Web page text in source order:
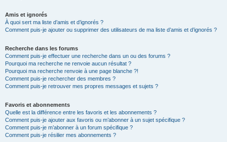
Amis et ignorés
À quoi sert ma liste d’amis et d’ignorés ?
Comment puis-je ajouter ou supprimer des utilisateurs de ma liste d’amis et d’ignorés ?
Recherche dans les forums
Comment puis-je effectuer une recherche dans un ou des forums ?
Pourquoi ma recherche ne renvoie aucun résultat ?
Pourquoi ma recherche renvoie à une page blanche ?!
Comment puis-je rechercher des membres ?
Comment puis-je retrouver mes propres messages et sujets ?
Favoris et abonnements
Quelle est la différence entre les favoris et les abonnements ?
Comment puis-je ajouter aux favoris ou m’abonner à un sujet spécifique ?
Comment puis-je m’abonner à un forum spécifique ?
Comment puis-je résilier mes abonnements ?